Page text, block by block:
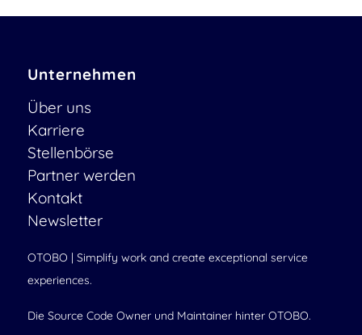
Unternehmen
Über uns
Karriere
Stellenbörse
Partner werden
Kontakt
Newsletter
OTOBO | Simplify work and create exceptional service
experiences.
Die Source Code Owner und Maintainer hinter OTOBO.